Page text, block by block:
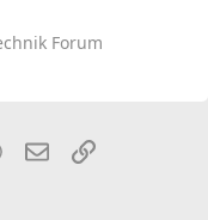
Forum
WhatsApp
EmailLink